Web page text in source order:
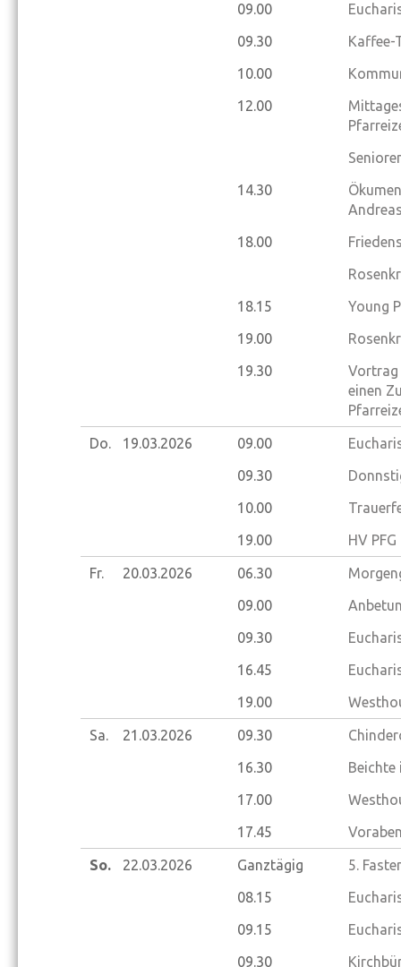
09.00
09.30
Kaffee-
10.00
12.00
14.30
18.00
18.15
Young
19.00
19.30
Vortrag
einen
Do. 19.03.2026 09.00
09.30
10.00
19.00
HV
Fr. 20.03.2026 06.30
09.00
09.30
16.45
19.00
Sa. 21.03.2026 09.30
16.30
Beichte
17.00
17.45
So. 22.03.2026 Ganztägig
5.
08.15
09.15
09.30